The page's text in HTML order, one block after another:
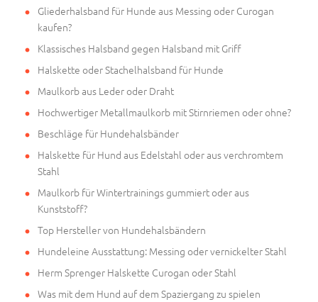
Gliederhalsband für Hunde aus Messing oder Curogan
kaufen?
Klassisches Halsband gegen Halsband mit Griff
Halskette oder Stachelhalsband für Hunde
Maulkorb aus Leder oder Draht
Hochwertiger Metallmaulkorb mit Stirnriemen oder ohne?
Beschläge für Hundehalsbänder
Halskette für Hund aus Edelstahl oder aus verchromtem
Stahl
Maulkorb für Wintertrainings gummiert oder aus
Kunststoff?
Top Hersteller von Hundehalsbändern
Hundeleine Ausstattung: Messing oder vernickelter Stahl
Herm Sprenger Halskette Curogan oder Stahl
Was mit dem Hund auf dem Spaziergang zu spielen